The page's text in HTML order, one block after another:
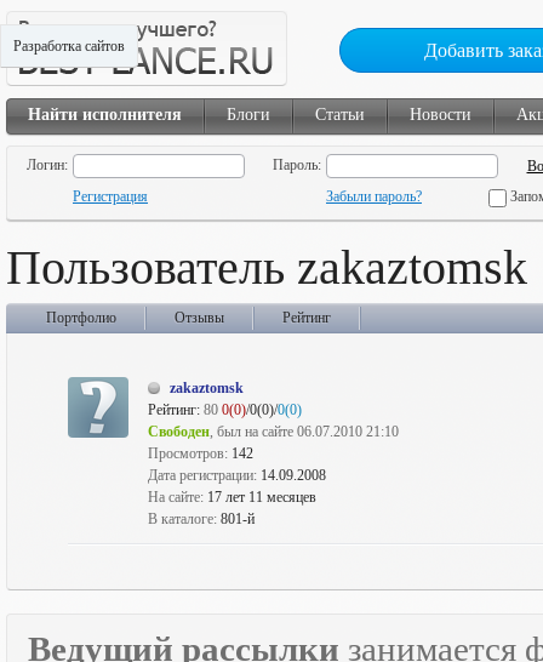
Добавить
Найти исполнителя Блоги Статьи Новости
Логин:
Пароль:
Регистрация
Забыли пароль?
Пользователь zakaztomsk
Портфолио Отзывы Рейтинг
zakaztomsk
Рейтинг: 80 0(0)/0(0)/0(0)
Свободен, был на сайте 06.07.2010 21:10
Просмотров: 142
Дата регистрации: 14.09.2008
На сайте: 17 лет 11 месяцев
В каталоге: 801-й
Ведущий рассылки занимается
Разработка сайтов